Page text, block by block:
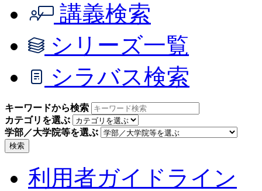
講義検索
シリーズ一覧
シラバス検索
キーワードから検索
カテゴリを選ぶ
学部／大学院等を選ぶ
検索
利用者ガイドライン